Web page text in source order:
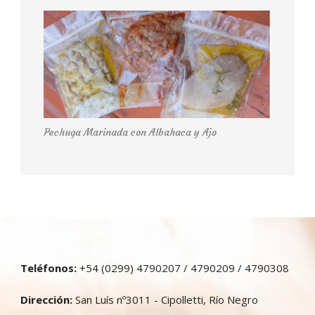
Pechuga Marinada con Albahaca y Ajo
Teléfonos: +54 (0299) 4790207 / 4790209 / 4790308
Dirección: San Luís nº3011 - Cipolletti, Río Negro